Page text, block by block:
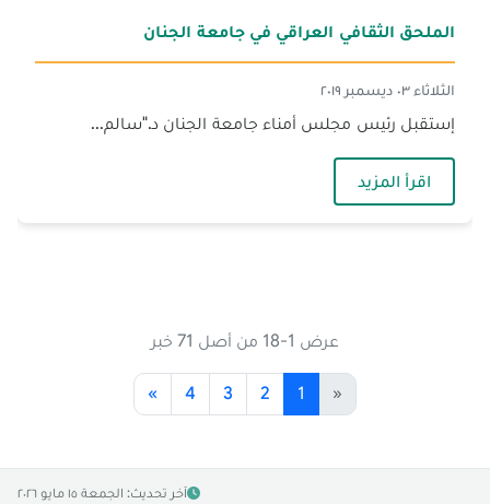
الملحق الثقافي العراقي في جامعة الجنان
الثلاثاء ٠٣ ديسمبر ٢٠١٩
إستقبل رئيس مجلس أمناء جامعة الجنان د."سالم...
اقرأ المزيد— الملحق الثقافي العراقي في جامعة الجنان
عرض 1-18 من أصل 71 خبر
«
1
2
3
4
»
آخر تحديث: الجمعة ١٥ مايو ٢٠٢٦